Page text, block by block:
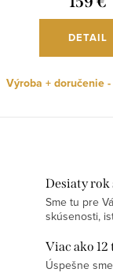
DETAIL
Výroba + doručenie
Desiaty rok
Sme tu pre
skúsenosti,
Viac ako
Úspešne